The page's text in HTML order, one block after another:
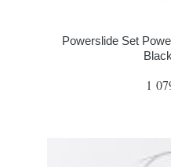
Powerslide Set
1